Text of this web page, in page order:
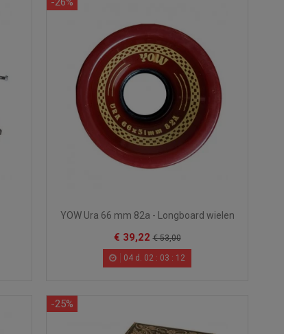
YOW Ura 66 mm 82a - Longboard wielen
€ 39,22 € 53,00
04 d. 02 : 03 : 10
-25%